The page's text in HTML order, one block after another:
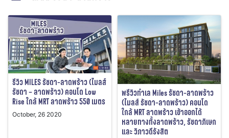
รีวิว MILES รัชดา-ลาดพร้าว (ไมลส์
รัชดา – ลาดพร้าว) คอนโด Low
Rise ใกล้ MRT ลาดพร้าว 550 เมตร
October, 26 2020
พรีวิวทำเล Miles รัชดา-ลาดพร้าว
(ไมลส์ รัชดา-ลาดพร้าว) คอนโด
ใกล้ MRT ลาดพร้าว เข้าออกได้
หลายทางทั้งลาดพร้าว, รัชดาภิเษก
และ วิภาวดีรังสิต